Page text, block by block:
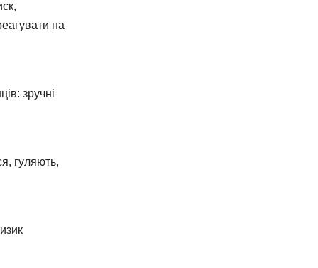
на
зручні
гуляють,